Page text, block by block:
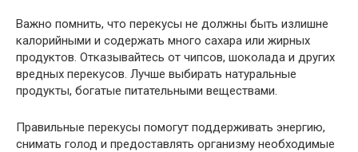
Важно помнить, что перекусы не должны быть излишне
калорийными и содержать много сахара или жирных
продуктов. Отказывайтесь от чипсов, шоколада и других
вредных перекусов. Лучше выбирать натуральные
продукты, богатые питательными веществами.
Правильные перекусы помогут поддерживать энергию,
снимать голод и предоставлять организму необходимые